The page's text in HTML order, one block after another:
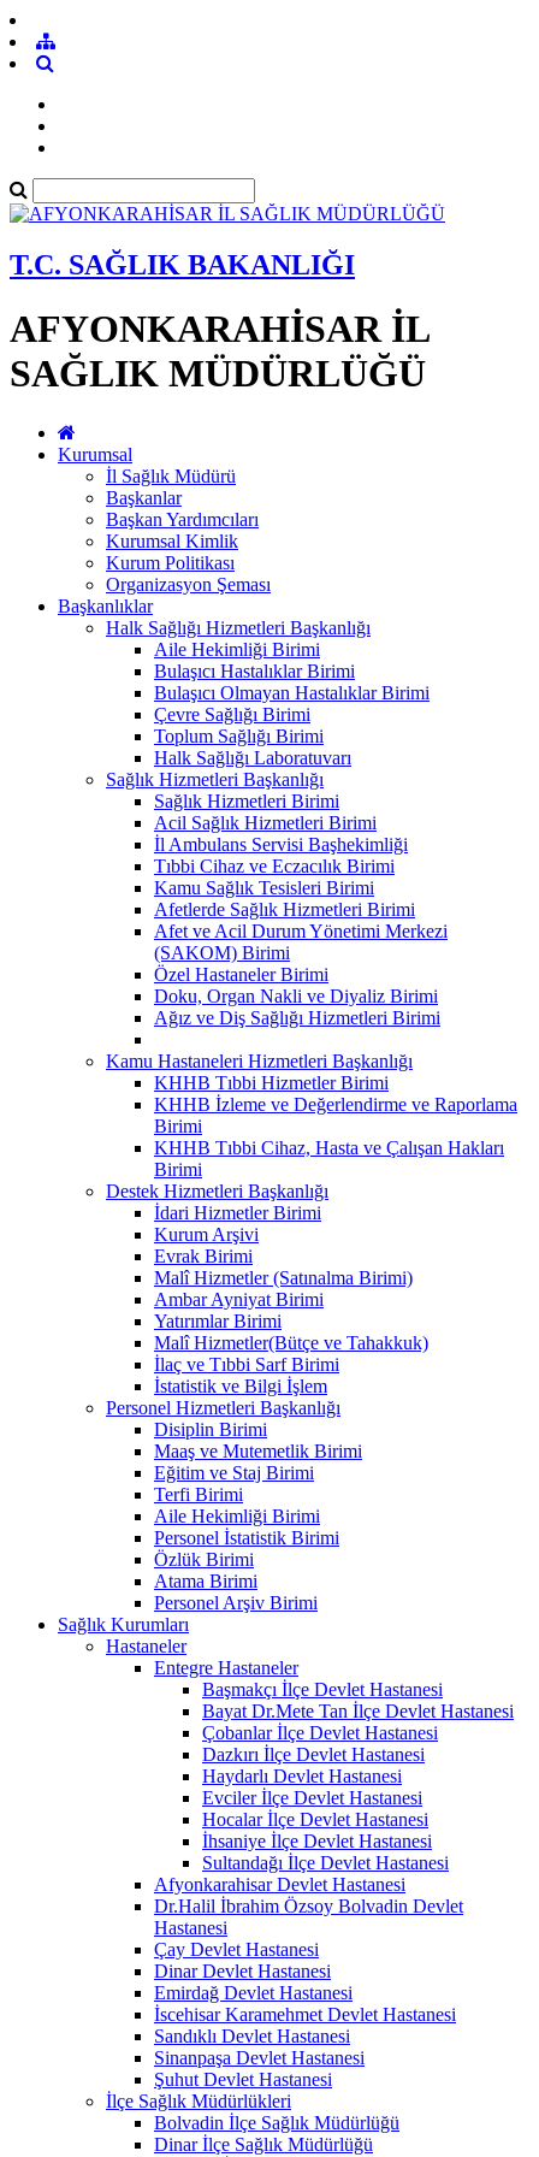
T.C. SAĞLIK BAKANLIĞI
AFYONKARAHİSAR İL
SAĞLIK MÜDÜRLÜĞÜ
Kurumsal
İl Sağlık Müdürü
Başkanlar
Başkan Yardımcıları
Kurumsal Kimlik
Kurum Politikası
Organizasyon Şeması
Başkanlıklar
Halk Sağlığı Hizmetleri Başkanlığı
Aile Hekimliği Birimi
Bulaşıcı Hastalıklar Birimi
Bulaşıcı Olmayan Hastalıklar Birimi
Çevre Sağlığı Birimi
Toplum Sağlığı Birimi
Halk Sağlığı Laboratuvarı
Sağlık Hizmetleri Başkanlığı
Sağlık Hizmetleri Birimi
Acil Sağlık Hizmetleri Birimi
İl Ambulans Servisi Başhekimliği
Tıbbi Cihaz ve Eczacılık Birimi
Kamu Sağlık Tesisleri Birimi
Afetlerde Sağlık Hizmetleri Birimi
Afet ve Acil Durum Yönetimi Merkezi
(SAKOM) Birimi
Özel Hastaneler Birimi
Doku, Organ Nakli ve Diyaliz Birimi
Ağız ve Diş Sağlığı Hizmetleri Birimi
Kamu Hastaneleri Hizmetleri Başkanlığı
KHHB Tıbbi Hizmetler Birimi
KHHB İzleme ve Değerlendirme ve Raporlama
Birimi
KHHB Tıbbi Cihaz, Hasta ve Çalışan Hakları
Birimi
Destek Hizmetleri Başkanlığı
İdari Hizmetler Birimi
Kurum Arşivi
Evrak Birimi
Malî Hizmetler (Satınalma Birimi)
Ambar Ayniyat Birimi
Yatırımlar Birimi
Malî Hizmetler(Bütçe ve Tahakkuk)
İlaç ve Tıbbi Sarf Birimi
İstatistik ve Bilgi İşlem
Personel Hizmetleri Başkanlığı
Disiplin Birimi
Maaş ve Mutemetlik Birimi
Eğitim ve Staj Birimi
Terfi Birimi
Aile Hekimliği Birimi
Personel İstatistik Birimi
Özlük Birimi
Atama Birimi
Personel Arşiv Birimi
Sağlık Kurumları
Hastaneler
Entegre Hastaneler
Başmakçı İlçe Devlet Hastanesi
Bayat Dr.Mete Tan İlçe Devlet Hastanesi
Çobanlar İlçe Devlet Hastanesi
Dazkırı İlçe Devlet Hastanesi
Haydarlı Devlet Hastanesi
Evciler İlçe Devlet Hastanesi
Hocalar İlçe Devlet Hastanesi
İhsaniye İlçe Devlet Hastanesi
Sultandağı İlçe Devlet Hastanesi
Afyonkarahisar Devlet Hastanesi
Dr.Halil İbrahim Özsoy Bolvadin Devlet
Hastanesi
Çay Devlet Hastanesi
Dinar Devlet Hastanesi
Emirdağ Devlet Hastanesi
İscehisar Karamehmet Devlet Hastanesi
Sandıklı Devlet Hastanesi
Sinanpaşa Devlet Hastanesi
Şuhut Devlet Hastanesi
İlçe Sağlık Müdürlükleri
Bolvadin İlçe Sağlık Müdürlüğü
Dinar İlçe Sağlık Müdürlüğü